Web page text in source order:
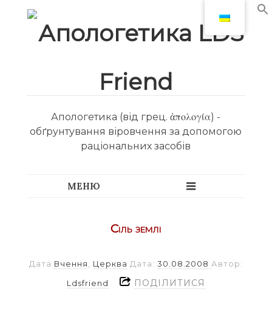
Апологетика (від грец. ἀπολογία) -
обґрунтування віровчення за допомогою
раціональних засобів
Сіль землі
Дата Вчення , Церква Дата: 30.08.2008 Автор:
Ldsfriend ПОДІЛИТИСЯ